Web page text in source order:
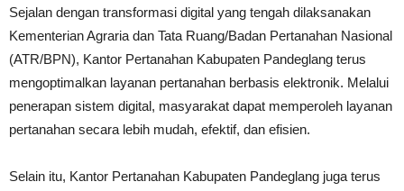
Sejalan dengan transformasi digital yang tengah dilaksanakan
Kementerian Agraria dan Tata Ruang/Badan Pertanahan Nasional
(ATR/BPN), Kantor Pertanahan Kabupaten Pandeglang terus
mengoptimalkan layanan pertanahan berbasis elektronik. Melalui
penerapan sistem digital, masyarakat dapat memperoleh layanan
pertanahan secara lebih mudah, efektif, dan efisien.
Selain itu, Kantor Pertanahan Kabupaten Pandeglang juga terus